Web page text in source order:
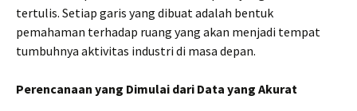
tertulis. Setiap garis yang dibuat adalah bentuk
pemahaman terhadap ruang yang akan menjadi tempat
tumbuhnya aktivitas industri di masa depan.
Perencanaan yang Dimulai dari Data yang Akurat